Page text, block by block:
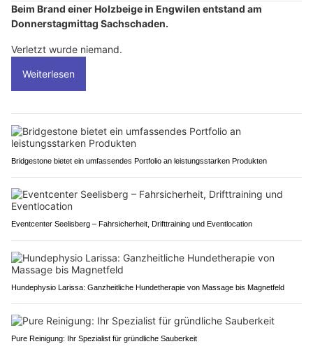
Beim Brand einer Holzbeige in Engwilen entstand am
Donnerstagmittag Sachschaden.
Verletzt wurde niemand.
Weiterlesen
Bridgestone bietet ein umfassendes Portfolio an leistungsstarken Produkten
Eventcenter Seelisberg – Fahrsicherheit, Drifttraining und Eventlocation
Hundephysio Larissa: Ganzheitliche Hundetherapie von Massage bis Magnetfeld
Pure Reinigung: Ihr Spezialist für gründliche Sauberkeit